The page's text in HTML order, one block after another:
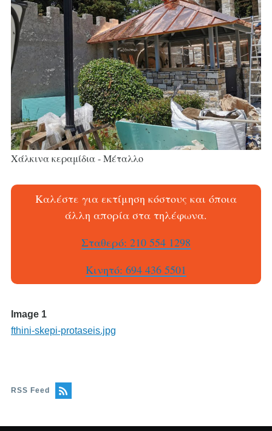
Χάλκινα κεραμίδια - Μέταλλο
Καλέστε για εκτίμηση κόστους και όποια
άλλη απορία στα τηλέφωνα.
Σταθερό: 210 554 1298
Κινητό: 694 436 5501
Image 1
fthini-skepi-protaseis.jpg
RSS Feed